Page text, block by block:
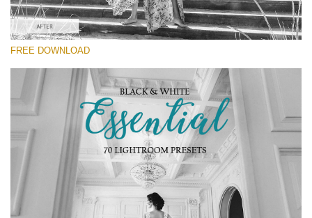
Must-Have Collection
(1432 Lr Presets)
Free download
FREE DOWNLOAD